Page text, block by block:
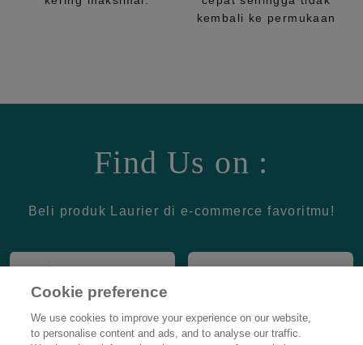
kembali ke permukaan
Find Us on :
Beli produk Laurier di e-commerce favoritmu!
Cookie preference
We use cookies to improve your experience on our website,
to personalise content and ads, and to analyse our traffic.